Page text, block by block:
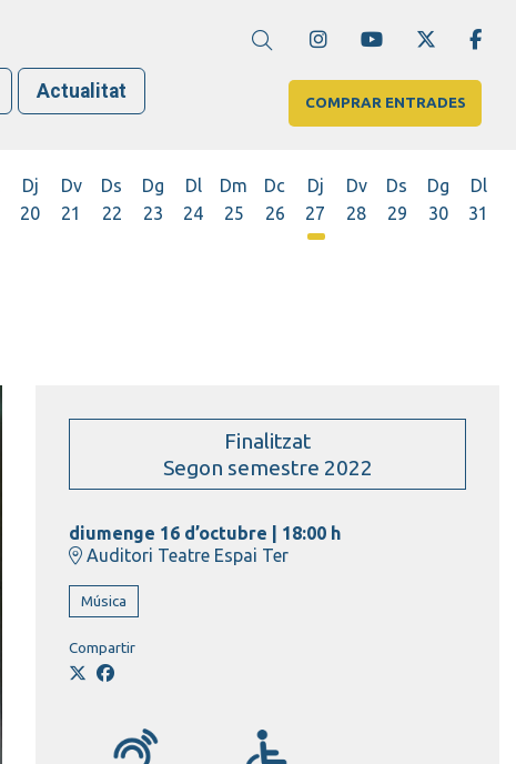
Link a instagram
Link a youtube
Link a
Cerca
COMPRAR ENTRADES
Actualitat
Dj
20
Dv
21
Ds
22
Dg
23
Dl
24
Dm
25
Dc
26
Dj
27
Dijous 27 d'agost
Dv
28
Ds
29
Dg
30
Dl
31
Finalitzat
Segon semestre 2022
diumenge 16 d’octubre
18:00 h
Auditori Teatre Espai Ter
Música
Compartir